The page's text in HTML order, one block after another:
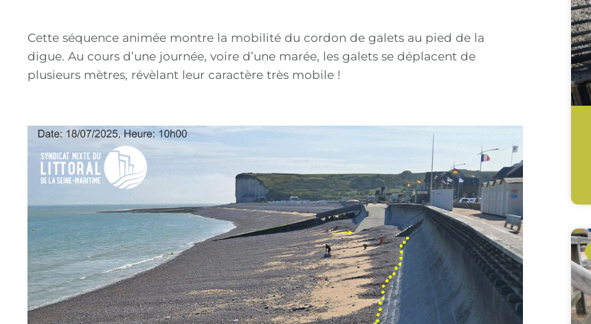
Cette séquence animée montre la mobilité du cordon de galets au pied de la
digue. Au cours d’une journée, voire d’une marée, les galets se déplacent de
plusieurs mètres, révèlant leur caractère très mobile !